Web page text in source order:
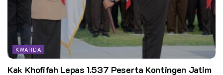
KWARDA
Kak Khofifah Lepas 1.537 Peserta Kontingen Jatim